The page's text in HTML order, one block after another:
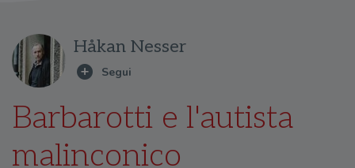
Håkan Nesser
Barbarotti e l'autista
malinconico